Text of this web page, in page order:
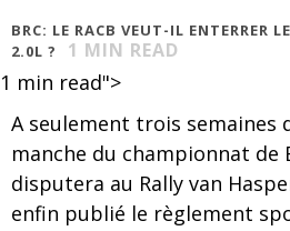
BRC: LE RACB VEUT-IL ENTERRER
2.0L ?
1 MIN READ
1 min read">
A seulement trois semaines
manche du championnat de
disputera au Rally van
enfin publié le règlement